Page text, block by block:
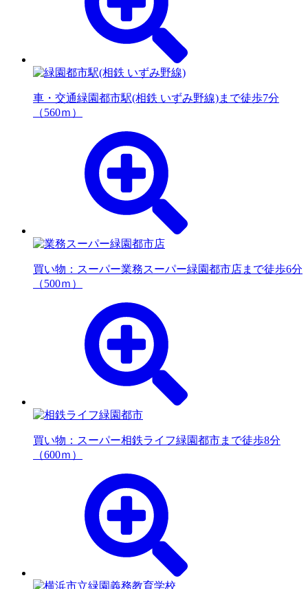
車・交通緑園都市駅(相鉄 いずみ野線)まで徒歩7分
（560ｍ）
買い物：スーパー業務スーパー緑園都市店まで徒歩6分
（500ｍ）
買い物：スーパー相鉄ライフ緑園都市まで徒歩8分
（600ｍ）